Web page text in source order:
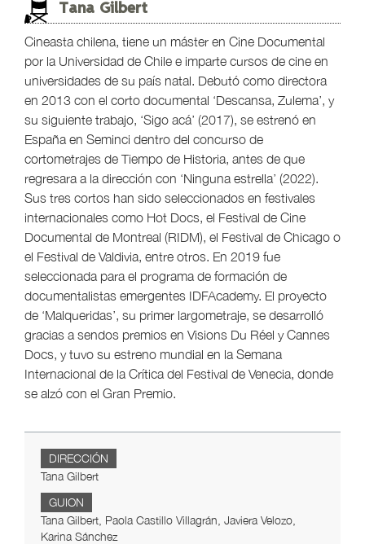
Tana Gilbert
Cineasta chilena, tiene un máster en Cine Documental
por la Universidad de Chile e imparte cursos de cine en
universidades de su país natal. Debutó como directora
en 2013 con el corto documental ‘Descansa, Zulema’, y
su siguiente trabajo, ‘Sigo acá’ (2017), se estrenó en
España en Seminci dentro del concurso de
cortometrajes de Tiempo de Historia, antes de que
regresara a la dirección con ‘Ninguna estrella’ (2022).
Sus tres cortos han sido seleccionados en festivales
internacionales como Hot Docs, el Festival de Cine
Documental de Montreal (RIDM), el Festival de Chicago o
el Festival de Valdivia, entre otros. En 2019 fue
seleccionada para el programa de formación de
documentalistas emergentes IDFAcademy. El proyecto
de ‘Malqueridas’, su primer largometraje, se desarrolló
gracias a sendos premios en Visions Du Réel y Cannes
Docs, y tuvo su estreno mundial en la Semana
Internacional de la Crítica del Festival de Venecia, donde
se alzó con el Gran Premio.
DIRECCIÓN
Tana Gilbert
GUION
Tana Gilbert, Paola Castillo Villagrán, Javiera Velozo,
Karina Sánchez